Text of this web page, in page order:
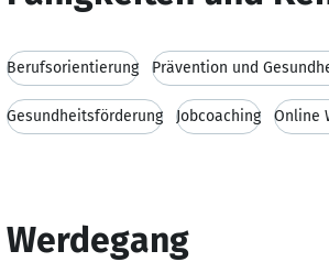
Berufsorientierung Prävention und
Gesundheitsförderung Jobcoaching Online
Werdegang